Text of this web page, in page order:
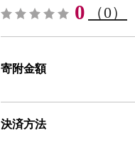
0 （0）
寄附金額
決済方法